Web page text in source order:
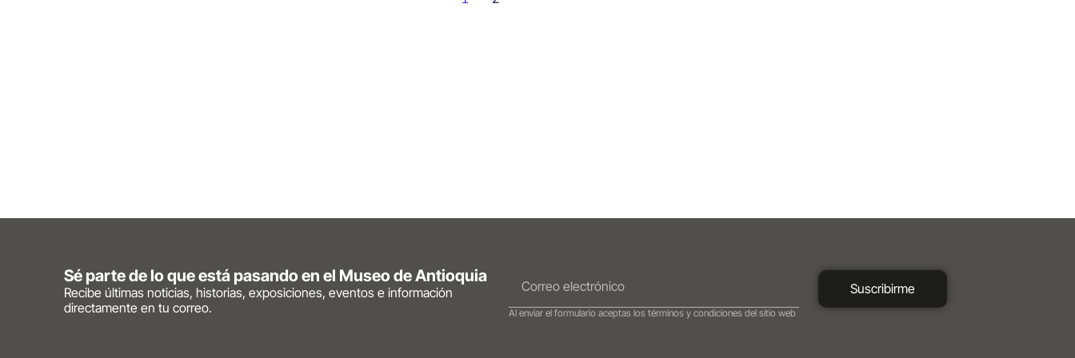
Sé parte de lo que está pasando en el Museo de Antioquia
Recibe últimas noticias, historias, exposiciones, eventos e información
directamente en tu correo.
Suscribirme
Al enviar el formulario aceptas los términos y condiciones del sitio web